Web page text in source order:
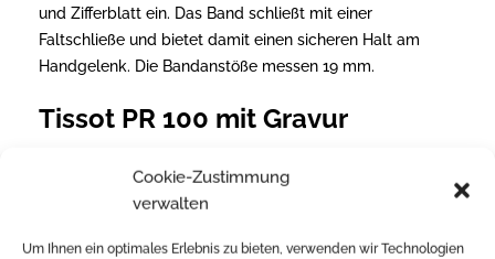
Cookie-Zustimmung
verwalten
Um Ihnen ein optimales Erlebnis zu bieten, verwenden wir Technologien
und Zifferblatt ein. Das Band schließt mit einer
Faltschließe und bietet damit einen sicheren Halt am
Handgelenk. Die Bandanstöße messen 19 mm.
Tissot PR 100 mit Gravur
Die Tissot PR 100 T1504171104100 lässt sich bei
Juwelier Wieland mit einer persönlichen Gravur
Geschenk oder Erinnerungsstück. Im Bestellprozess